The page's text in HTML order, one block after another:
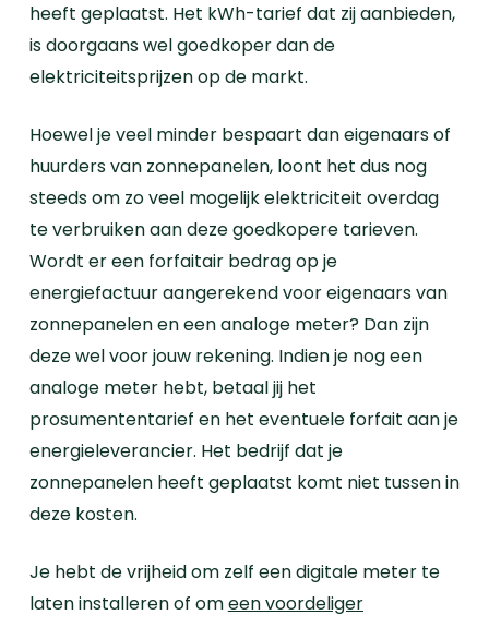
heeft geplaatst. Het kWh-tarief dat zij aanbieden,
is doorgaans wel goedkoper dan de
elektriciteitsprijzen op de markt.
Hoewel je veel minder bespaart dan eigenaars of
huurders van zonnepanelen, loont het dus nog
steeds om zo veel mogelijk elektriciteit overdag
te verbruiken aan deze goedkopere tarieven.
Wordt er een forfaitair bedrag op je
energiefactuur aangerekend voor eigenaars van
zonnepanelen en een analoge meter? Dan zijn
deze wel voor jouw rekening. Indien je nog een
analoge meter hebt, betaal jij het
prosumententarief en het eventuele forfait aan je
energieleverancier. Het bedrijf dat je
zonnepanelen heeft geplaatst komt niet tussen in
deze kosten.
Je hebt de vrijheid om zelf een digitale meter te
laten installeren of omeen voordeliger